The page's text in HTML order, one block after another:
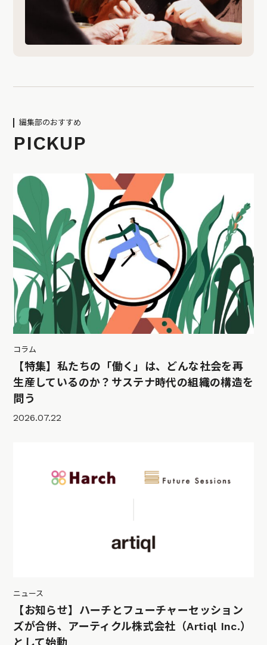
編集部のおすすめ
PICKUP
コラム
【特集】私たちの「働く」は、どんな社会を再
生産しているのか？サステナ時代の組織の構造を
問う
2026.07.22
ニュース
【お知らせ】ハーチとフューチャーセッション
ズが合併、アーティクル株式会社（Artiql Inc.）
として始動